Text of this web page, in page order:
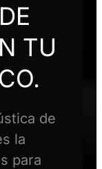
TU
de
la
para